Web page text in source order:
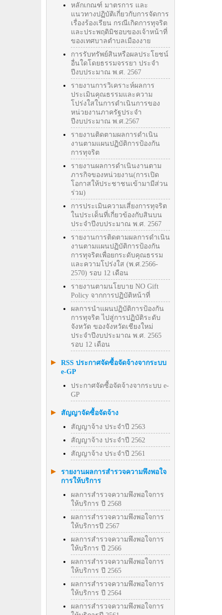
หลักเกณฑ์ มาตรการ และ
แนวทางปฏิบัติเกี่ยวกับการจัดการ
เรื่องร้องเรียน กรณีเกิดการทุจริต
และประพฤติมิชอบของเจ้าหน้าที่
ของเทศบาลตำบลเมืองงาย
การรับทรัพย์สินหรือผลประโยชน์
อื่นใดโดยธรรมจรรยา ประจำ
ปีงบประมาณ พ.ศ. 2567
รายงานการวิเคราะห์ผลการ
ประเมินคุณธรรมและความ
โปร่งใสในการดำเนินการของ
หน่วยงานภาครัฐประจำ
ปีงบประมาณ พ.ศ.2567
รายงานติดตามผลการดำเนิน
งานตามแผนปฏิบัติการป้องกัน
การทุจริต
รายงานผลการดำเนินงานตาม
ภารกิจของหน่วยงาน(การเปิด
โอกาสให้ประชาชนเข้ามามีส่วน
ร่วม)
การประเมินความเสี่ยงการทุจริต
ในประเด็นที่เกี่ยวข้องกับสินบน
ประจำปีงบประมาณ พ.ศ. 2567
รายงานการติดตามผลการดำเนิน
งานตามแผนปฏิบัติการป้องกัน
การทุจริตเพื่อยกระดับคุณธรรม
และความโปร่งใส (พ.ศ.2566-
2570) รอบ 12 เดือน
รายงานตามนโยบาย NO Gift
Policy จากการปฏิบัติหน้าที่
ผลการนำแผนปฏิบัติการป้องกัน
การทุจริต ไปสู่การปฏิบัติระดับ
จังหวัด ของจังหวัดเชียงใหม่
ประจำปีงบประมาณ พ.ศ. 2565
รอบ 12 เดือน
RSS ประกาศจัดซื้อจัดจ้างจากระบบ
e-GP
ประกาศจัดซื้อจัดจ้างจากระบบ e-
GP
สัญญาจัดซื้อจัดจ้าง
สัญญาจ้าง ประจำปี 2563
สัญญาจ้าง ประจำปี 2562
สัญญาจ้าง ประจำปี 2561
รายงานผลการสำรวจความพึงพอใจ
การให้บริการ
ผลการสำรวจความพึงพอใจการ
ให้บริการ ปี 2568
ผลการสำรวจความพึงพอใจการ
ให้บริการปี 2567
ผลการสำรวจความพึงพอใจการ
ให้บริการ ปี 2566
ผลการสำรวจความพึงพอใจการ
ให้บริการ ปี 2565
ผลการสำรวจความพึงพอใจการ
ให้บริการ ปี 2564
ผลการสำรวจความพึงพอใจการ